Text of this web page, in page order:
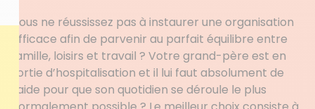
Vous ne réussissez pas à instaurer une organisation
efficace afin de parvenir au parfait équilibre entre
famille, loisirs et travail ? Votre grand-père est en
sortie d’hospitalisation et il lui faut absolument de
l’aide pour que son quotidien se déroule le plus